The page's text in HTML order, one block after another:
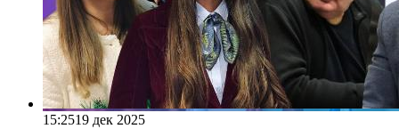
15:2519 дек 2025